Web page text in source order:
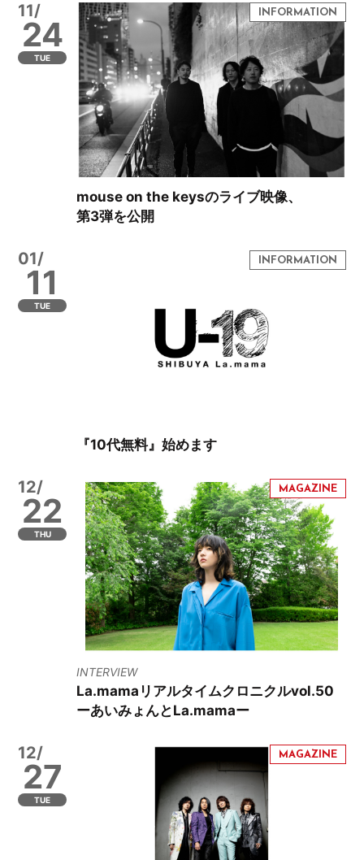
11/
24
TUE
mouse on the keysのライブ映像、
第3弾を公開
01/
11
TUE
『10代無料』始めます
12/
22
THU
INTERVIEW
La.mamaリアルタイムクロニクルvol.50
ーあいみょんとLa.mamaー
12/
27
TUE